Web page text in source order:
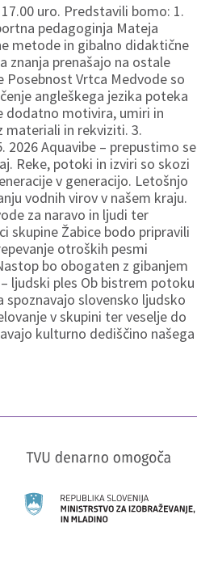
17.00 uro. Predstavili bomo: 1.
pedagoginja Mateja
metode in gibalno didaktične
znanja prenašajo na ostale
Posebnost Vrtca Medvode so
angleškega jezika poteka
dodatno motivira, umiri in
materiali in rekviziti. 3.
2026 Aquavibe – prepustimo se
Reke, potoki in izviri so skozi
v generacijo. Letošnjo
vodnih virov v našem kraju.
za naravo in ljudi ter
skupine Žabice bodo pripravili
otroških pesmi
bo obogaten z gibanjem
ljudski ples Ob bistrem potoku
slovensko ljudsko
v skupini ter veselje do
kulturno dediščino našega